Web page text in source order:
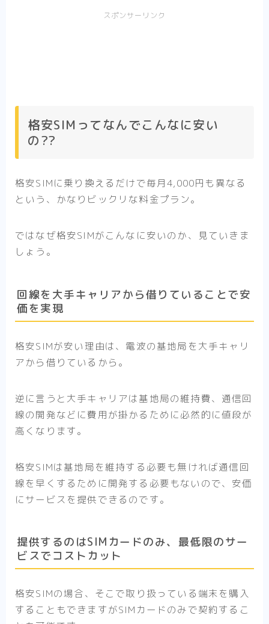
スポンサーリンク
格安SIMってなんでこんなに安い
の??
格安SIMに乗り換えるだけで毎月4,000円も異なる
という、かなりビックリな料金プラン。
ではなぜ格安SIMがこんなに安いのか、見ていきま
しょう。
回線を大手キャリアから借りていることで安
価を実現
格安SIMが安い理由は、電波の基地局を大手キャリ
アから借りているから。
逆に言うと大手キャリアは基地局の維持費、通信回
線の開発などに費用が掛かるために必然的に値段が
高くなります。
格安SIMは基地局を維持する必要も無ければ通信回
線を早くするために開発する必要もないので、安価
にサービスを提供できるのです。
提供するのはSIMカードのみ、最低限のサー
ビスでコストカット
格安SIMの場合、そこで取り扱っている端末を購入
することもできますがSIMカードのみで契約するこ